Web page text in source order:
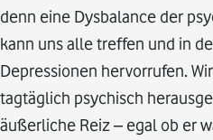
denn eine Dysbalance der
kann uns alle treffen und in
Depressionen hervorrufen.
tagtäglich psychisch
äußerliche Reiz – egal ob er